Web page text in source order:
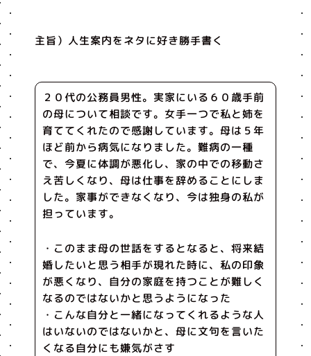
主旨）人生案内をネタに好き勝手書く
２０代の公務員男性。実家にいる６０歳手前
の母について相談です。女手一つで私と姉を
育ててくれたので感謝しています。母は５年
ほど前から病気になりました。難病の一種
で、今夏に体調が悪化し、家の中での移動さ
え苦しくなり、母は仕事を辞めることにしま
した。家事ができなくなり、今は独身の私が
担っています。
・このまま母の世話をするとなると、将来結
婚したいと思う相手が現れた時に、私の印象
が悪くなり、自分の家庭を持つことが難しく
なるのではないかと思うようになった
・こんな自分と一緒になってくれるような人
はいないのではないかと、母に文句を言いた
くなる自分にも嫌気がさす